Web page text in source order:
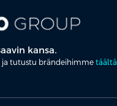
kansa.
ja tutustu brändeihimme täältä